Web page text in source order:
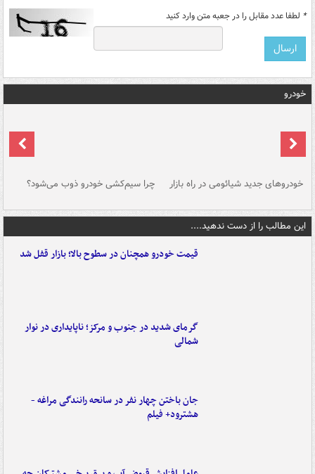
* لطفا عدد مقابل را در جعبه متن وارد کنید
خودرو
خودروهای جدید شیائومی در راه بازار چرا سیم‌کشی خودرو ذوب می‌شود؟
این مطالب را از دست ندهید....
قیمت خودرو همچنان در سطوح بالا؛ بازار قفل شد
گرمای شدید در جنوب و مرکز؛ ناپایداری در نوار
شمالی
جان باختن چهار نفر در سانحه رانندگی مراغه -
هشترود+ فیلم